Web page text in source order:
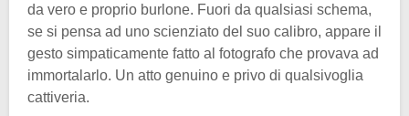
da vero e proprio burlone. Fuori da qualsiasi schema,
se si pensa ad uno scienziato del suo calibro, appare il
gesto simpaticamente fatto al fotografo che provava ad
immortalarlo. Un atto genuino e privo di qualsivoglia
cattiveria.